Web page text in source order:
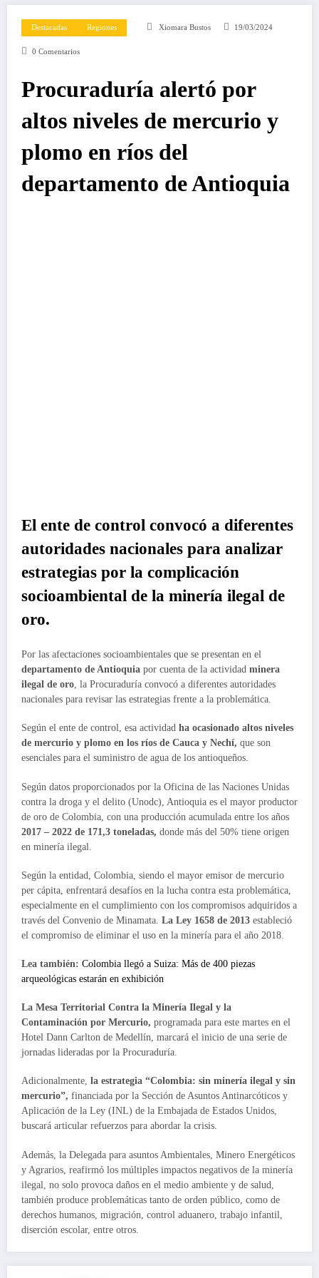
Destacadas Regiones Xiomara Bustos 19/03/2024
0 Comentarios
Procuraduría alertó por
altos niveles de mercurio y
plomo en ríos del
departamento de Antioquia
El ente de control convocó a diferentes
autoridades nacionales para analizar
estrategias por la complicación
socioambiental de la minería ilegal de
oro.
Por las afectaciones socioambientales que se presentan en el
departamento de Antioquia por cuenta de la actividad minera
ilegal de oro, la Procuraduría convocó a diferentes autoridades
nacionales para revisar las estrategias frente a la problemática.
Según el ente de control, esa actividad ha ocasionado altos niveles
de mercurio y plomo en los ríos de Cauca y Nechí, que son
esenciales para el suministro de agua de los antioqueños.
Según datos proporcionados por la Oficina de las Naciones Unidas
contra la droga y el delito (Unodc), Antioquia es el mayor productor
de oro de Colombia, con una producción acumulada entre los años
2017 – 2022 de 171,3 toneladas, donde más del 50% tiene origen
en minería ilegal.
Según la entidad, Colombia, siendo el mayor emisor de mercurio
per cápita, enfrentará desafíos en la lucha contra esta problemática,
especialmente en el cumplimiento con los compromisos adquiridos a
través del Convenio de Minamata. La Ley 1658 de 2013 estableció
el compromiso de eliminar el uso en la minería para el año 2018.
Lea también: Colombia llegó a Suiza: Más de 400 piezas
arqueológicas estarán en exhibición
La Mesa Territorial Contra la Minería Ilegal y la
Contaminación por Mercurio, programada para este martes en el
Hotel Dann Carlton de Medellín, marcará el inicio de una serie de
jornadas lideradas por la Procuraduría.
Adicionalmente, la estrategia “Colombia: sin minería ilegal y sin
mercurio”, financiada por la Sección de Asuntos Antinarcóticos y
Aplicación de la Ley (INL) de la Embajada de Estados Unidos,
buscará articular refuerzos para abordar la crisis.
Además, la Delegada para asuntos Ambientales, Minero Energéticos
y Agrarios, reafirmó los múltiples impactos negativos de la minería
ilegal, no solo provoca daños en el medio ambiente y de salud,
también produce problemáticas tanto de orden público, como de
derechos humanos, migración, control aduanero, trabajo infantil,
diserción escolar, entre otros.